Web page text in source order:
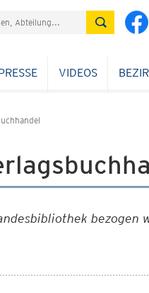
VIDEOS
bezogen